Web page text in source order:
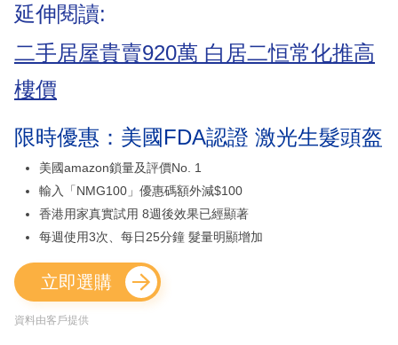
延伸閱讀:
二手居屋貴賣920萬 白居二恒常化推高
樓價
限時優惠：美國FDA認證 激光生髮頭盔
美國amazon鎖量及評價No. 1
輸入「NMG100」優惠碼額外減$100
香港用家真實試用 8週後效果已經顯著
每週使用3次、每日25分鐘 髮量明顯增加
立即選購
資料由客戶提供